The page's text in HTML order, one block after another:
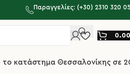
Παραγγελίες: (+30) 2310 320
0.00
κατάστημα Θεσσαλονίκης σε